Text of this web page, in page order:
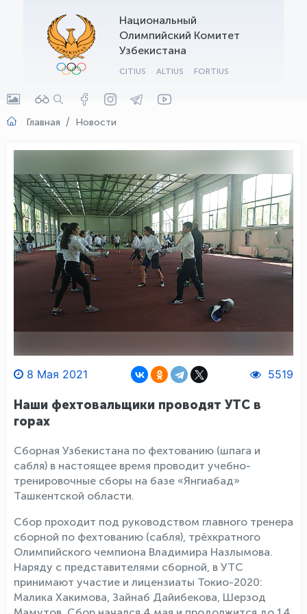
Национальный
Олимпийский Комитет
Узбекистана
CITIUS ALTIUS FORTIUS
Главная Новости
8 Мая 2021 5519
Наши фехтовальщики проводят УТС в
горах
Сборная Узбекистана по фехтованию (шпага и
сабля) в настоящее время проводит учебно-
тренировочные сборы на базе «Янгиабад»
Ташкентской области.
Сбор проходит под руководством главного тренера
сборной по фехтованию (сабля), трёхкратного
Олимпийского чемпиона Владимира Назлымова.
Наряду с представителями сборной, в УТС
принимают участие и лицензиаты Токио-2020:
Малика Хакимова, Зайнаб Дайибекова, Шерзод
OLYMPCHIK AI - yordamchi
Онлайн · olympic.uz